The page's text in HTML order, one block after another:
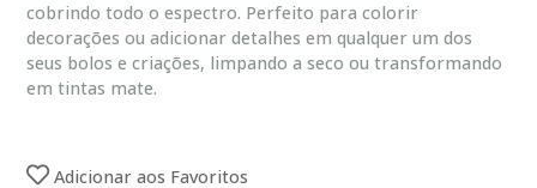
cobrindo todo o espectro. Perfeito para colorir
decorações ou adicionar detalhes em qualquer um dos
seus bolos e criações, limpando a seco ou transformando
em tintas mate.
Adicionar aos Favoritos